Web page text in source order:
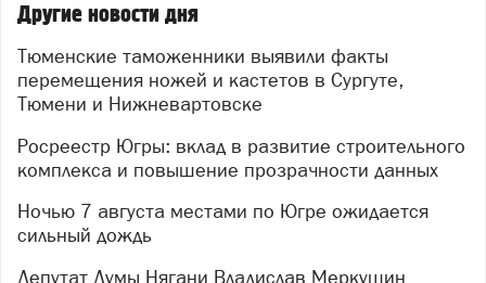
Другие новости дня
Тюменские таможенники выявили факты
перемещения ножей и кастетов в Сургуте,
Тюмени и Нижневартовске
Росреестр Югры: вклад в развитие строительного
комплекса и повышение прозрачности данных
Ночью 7 августа местами по Югре ожидается
сильный дождь
Депутат Думы Нягани Владислав Меркушин